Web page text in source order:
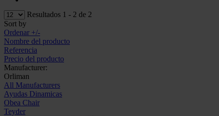
Resultados 1 - 2 de 2
Sort by
Ordenar +/-
Nombre del producto
Referencia
Precio del producto
Manufacturer:
Orliman
All Manufacturers
Ayudas Dinamicas
Obea Chair
Teyder